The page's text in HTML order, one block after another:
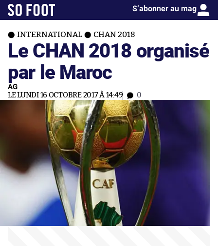
S’abonner au mag
INTERNATIONAL CHAN 2018
Le CHAN 2018 organisé
par le Maroc
AG
LE LUNDI 16 OCTOBRE 2017 À 14:49 0